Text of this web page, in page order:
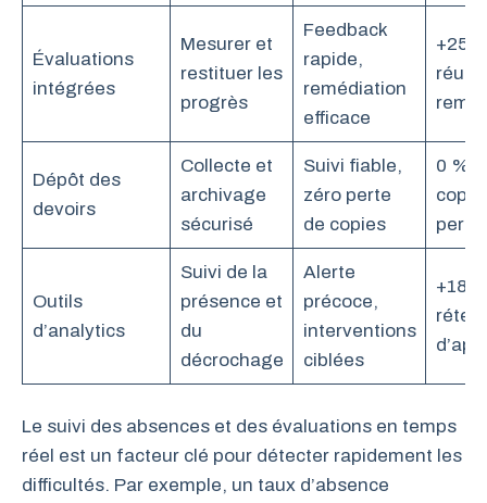
Évaluations
intégrées
Mesurer et
restituer les
progrès
Feedback
rapide,
remédiation
efficace
+25
Dépôt des
devoirs
Collecte et
archivage
sécurisé
Suivi fiable,
zéro perte
de copies
0 %
Outils
d’analytics
Suivi de la
présence et
du
décrochage
Alerte
précoce,
interventions
ciblées
+18
Le suivi des absences et des évaluations en temps
réel est un facteur clé pour détecter rapidement les
difficultés. Par exemple, un taux d’absence